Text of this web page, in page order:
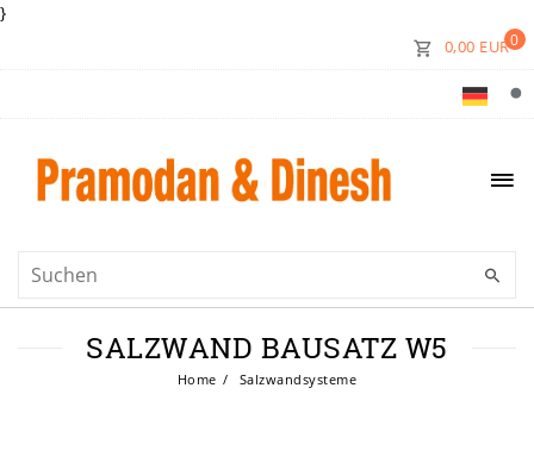
}
0
0,00 EUR
SALZWAND BAUSATZ W5
Home Salzwandsysteme